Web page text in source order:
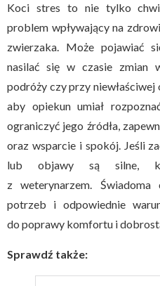
Koci stres to nie tylko
problem wpływający na
zwierzaka. Może pojawiać
nasilać się w czasie zmian
podróży czy przy
aby opiekun umiał
ograniczyć jego źródła,
oraz wsparcie i spokój. Jeśli
lub objawy są silne,
z weterynarzem.
potrzeb i odpowiednie
do poprawy komfortu i
Sprawdź także: